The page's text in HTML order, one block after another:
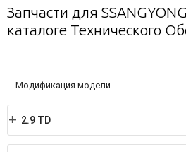
Запчасти для
каталоге Технического
Модификация модели
2.9 TD